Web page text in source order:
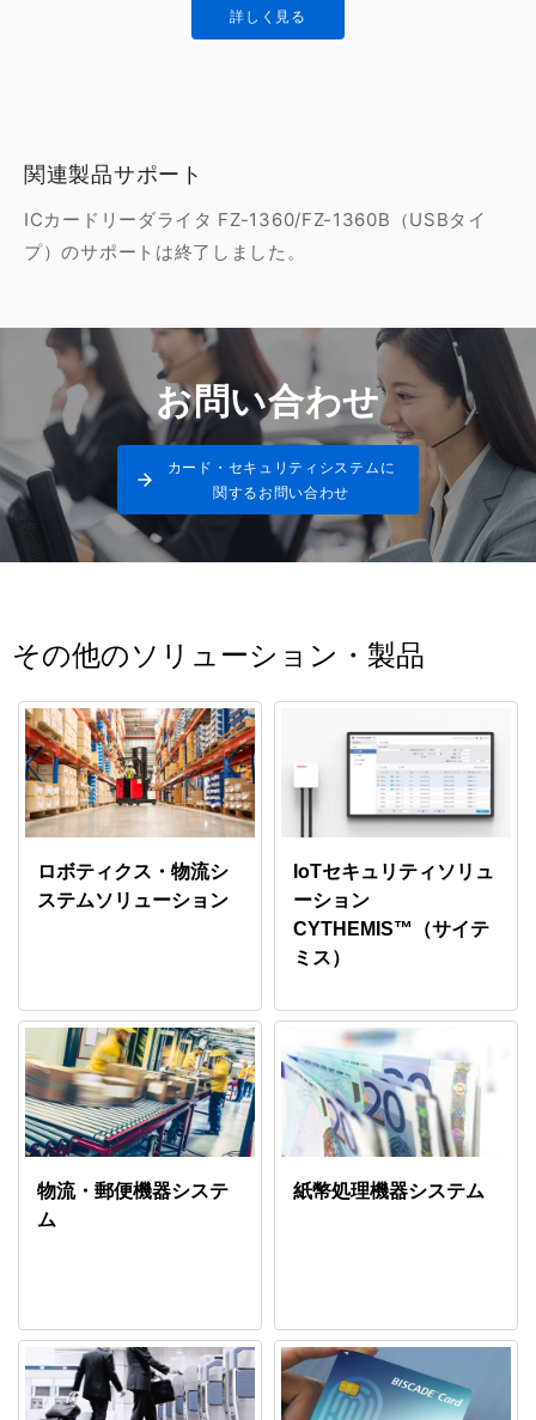
詳しく見る
関連製品サポート
ICカードリーダライタ FZ-1360/FZ-1360B（USBタイ
プ）のサポートは終了しました。
お問い合わせ
カード・セキュリティシステムに
関するお問い合わせ
その他のソリューション・製品
ロボティクス・物流シ
ステムソリューション
IoTセキュリティソリュ
ーション
CYTHEMIS™（サイテ
ミス）
物流・郵便機器システ
ム
紙幣処理機器システム